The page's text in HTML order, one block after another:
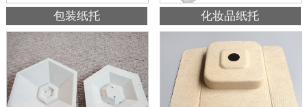
包装纸托 化妆品纸托